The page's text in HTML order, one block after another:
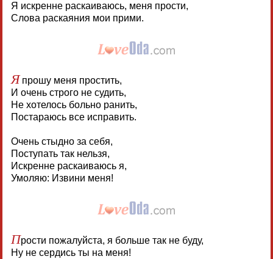
Я искренне раскаиваюсь, меня прости,
Слова раскаяния мои прими.
Япрошу меня простить,
И очень строго не судить,
Не хотелось больно ранить,
Постараюсь все исправить.
Очень стыдно за себя,
Поступать так нельзя,
Искренне раскаиваюсь я,
Умоляю: Извини меня!
Прости пожалуйста, я больше так не буду,
Ну не сердись ты на меня!